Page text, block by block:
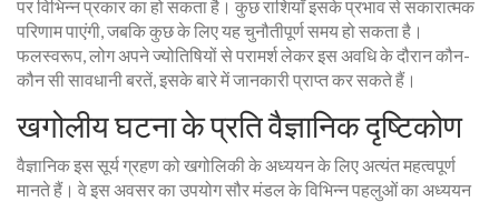
पर विभिन्न प्रकार का हो सकता है। कुछ राशियाँ इसके प्रभाव से सकारात्मक
परिणाम पाएंगी, जबकि कुछ के लिए यह चुनौतीपूर्ण समय हो सकता है।
फलस्वरूप, लोग अपने ज्योतिषियों से परामर्श लेकर इस अवधि के दौरान कौन-
कौन सी सावधानी बरतें, इसके बारे में जानकारी प्राप्त कर सकते हैं।
खगोलीय घटना के प्रति वैज्ञानिक दृष्टिकोण
वैज्ञानिक इस सूर्य ग्रहण को खगोलिकी के अध्ययन के लिए अत्यंत महत्वपूर्ण
मानते हैं। वे इस अवसर का उपयोग सौर मंडल के विभिन्न पहलुओं का अध्ययन